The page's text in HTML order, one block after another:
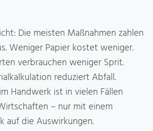
Die meisten Maßnahmen zahlen
Weniger Papier kostet weniger.
verbrauchen weniger Sprit.
reduziert Abfall.
Handwerk ist in vielen Fällen
– nur mit einem
auf die Auswirkungen.